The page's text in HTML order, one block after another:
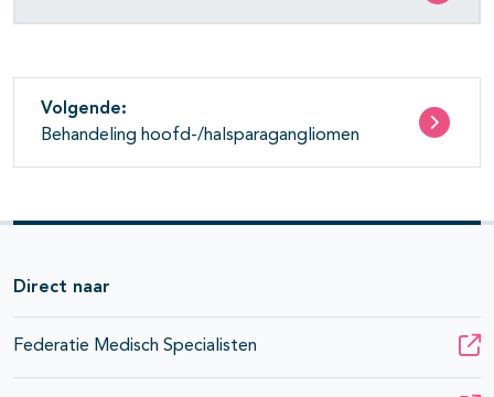
Volgende:
Behandeling hoofd-/halsparagangliomen
Direct naar
Federatie Medisch Specialisten